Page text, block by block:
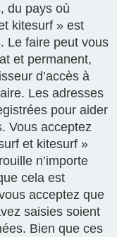
du pays où
kitesurf » est
Le faire peut vous
et permanent,
d’accès à
Les adresses
pour aider
Vous acceptez
et kitesurf »
n’importe
cela est
acceptez que
saisies soient
Bien que ces